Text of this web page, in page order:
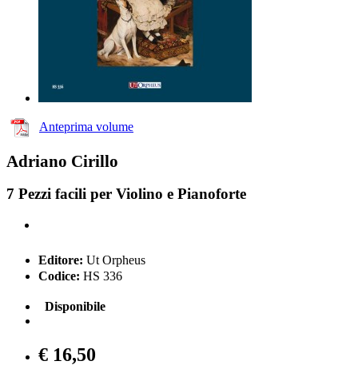
Anteprima volume
Adriano Cirillo
7 Pezzi facili per Violino e Pianoforte
Editore: Ut Orpheus
Codice: HS 336
Disponibile
€ 16,50